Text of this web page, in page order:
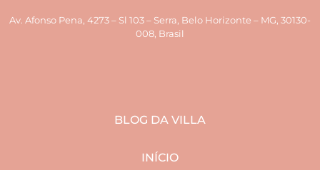
Av. Afonso Pena, 4273 – Sl 103 – Serra, Belo Horizonte – MG, 30130-
008, Brasil
BLOG DA VILLA
INÍCIO